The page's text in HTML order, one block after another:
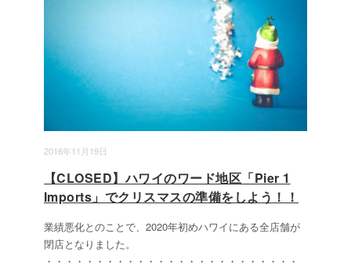
2016年11月19日
【CLOSED】ハワイのワード地区「Pier 1
Imports」でクリスマスの準備をしよう！！
業績悪化とのことで、2020年初めハワイにある全店舗が
閉店となりました。
・・・・・・・・・・・・・・・・・・・・・・・・・